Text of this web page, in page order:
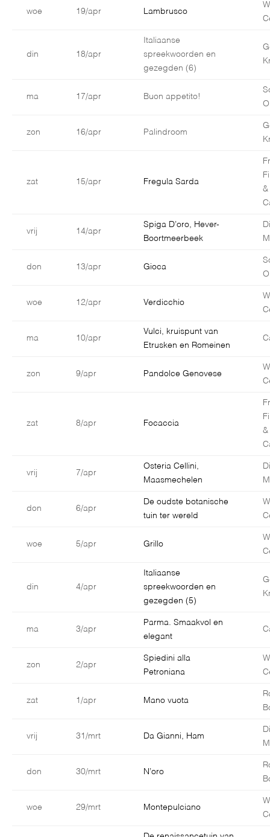
woe 19/apr Lambrusco
din 18/apr
Italiaanse
spreekwoorden en
gezegden (6)
ma 17/apr Buon appetito!
zon 16/apr Palindroom
zat 15/apr Fregula Sarda
&
vrij 14/apr
Spiga D’oro, Hever-
Boortmeerbeek
don 13/apr Gioca
woe 12/apr Verdicchio
ma 10/apr
Vulci, kruispunt van
Etrusken en Romeinen
zon 9/apr Pandolce Genovese
zat 8/apr Focaccia
&
vrij 7/apr
Osteria Cellini,
Maasmechelen
don 6/apr
De oudste botanische
tuin ter wereld
woe 5/apr Grillo
din 4/apr
Italiaanse
spreekwoorden en
gezegden (5)
ma 3/apr
Parma. Smaakvol en
elegant
zon 2/apr
Spiedini alla
Petroniana
zat 1/apr Mano vuota
vrij 31/mrt Da Gianni, Ham
don 30/mrt N’oro
woe 29/mrt Montepulciano